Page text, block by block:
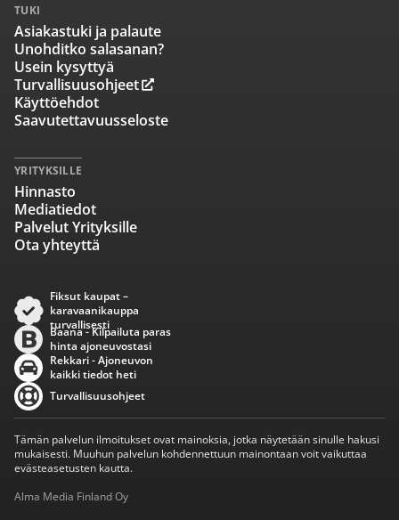
TUKI
Asiakastuki ja palaute
Unohditko salasanan?
Usein kysyttyä
Turvallisuusohjeet
Käyttöehdot
Saavutettavuusseloste
YRITYKSILLE
Hinnasto
Mediatiedot
Palvelut Yrityksille
Ota yhteyttä
Fiksut kaupat –
karavaanikauppa
turvallisesti
Baana - Kilpailuta paras
hinta ajoneuvostasi
Rekkari - Ajoneuvon
kaikki tiedot heti
Turvallisuusohjeet
Tämän palvelun ilmoitukset ovat mainoksia, jotka näytetään sinulle hakusi
mukaisesti. Muuhun palvelun kohdennettuun mainontaan voit vaikuttaa
evästeasetusten kautta.
Alma Media Finland Oy